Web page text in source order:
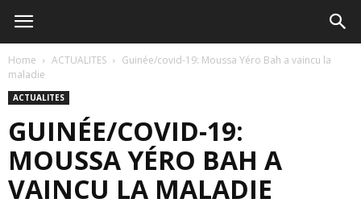
Home ACTUALITES
Guinée/covid-19: Moussa Yéro Bah a vaincu la
maladie
ACTUALITES
GUINÉE/COVID-19:
MOUSSA YÉRO BAH A
VAINCU LA MALADIE